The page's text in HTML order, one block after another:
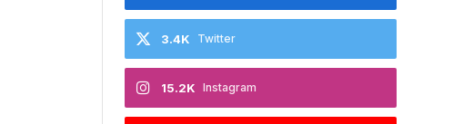
Twitter
3.4K
Instagram
15.2K